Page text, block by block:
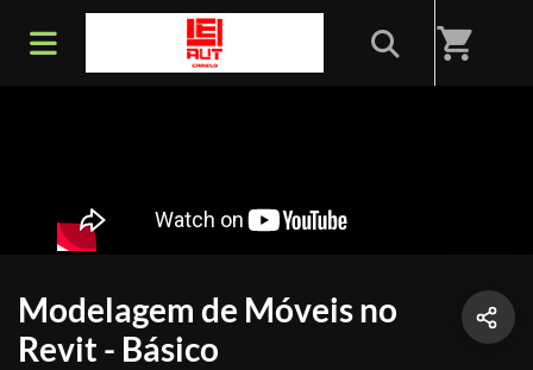
shopping_cart
Modelagem de Móveis no
Revit - Básico